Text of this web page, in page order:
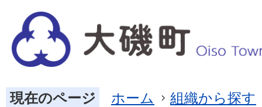
現在のページ ホーム 組織から探す